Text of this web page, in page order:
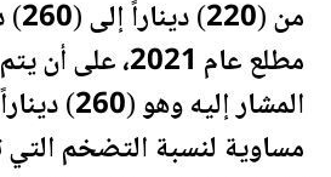
من
مطلع عام 2021،
المشار إليه
مساوية لنسبة التضخم